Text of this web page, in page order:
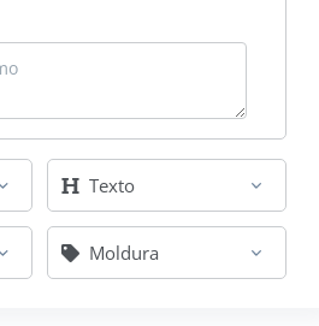
Texto
Moldura